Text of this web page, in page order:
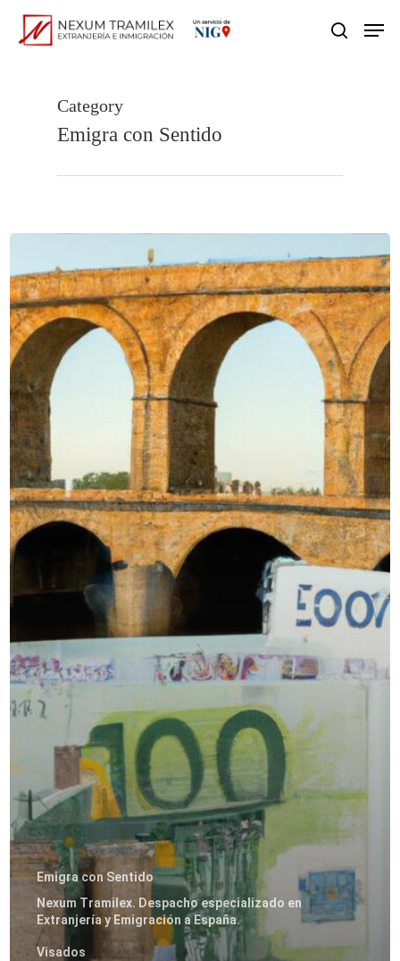
Skip
search
Category
Emigra con Sentido
Emigra con Sentido
Nexum Tramilex. Despacho especializado en
Extranjería y Emigración a España.
Visados